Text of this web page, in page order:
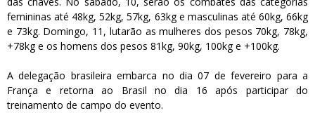
femininas até 48kg, 52kg, 57kg, 63kg e masculinas até 60kg, 66kg
e 73kg. Domingo, 11, lutarão as mulheres dos pesos 70kg, 78kg,
+78kg e os homens dos pesos 81kg, 90kg, 100kg e +100kg.
A delegação brasileira embarca no dia 07 de fevereiro para a
França e retorna ao Brasil no dia 16 após participar do
treinamento de campo do evento.